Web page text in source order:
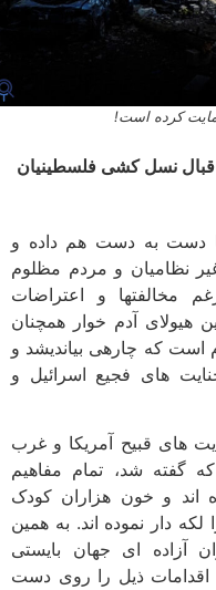
کرده است!
نسل کشی فلسطینیان
به دست هم داده و
و مردم مظلوم
و اعتراضات
آدم خوار همچنان
که چاره­ی بیاندیشد و
های فجیع اسرائیل و
قبیح آمریکا و غرب
شد، تمام مفاهیم
و خون هزاران کودک
نموده اند. به همین
ای جهان بایستی
ذیل را روی دست